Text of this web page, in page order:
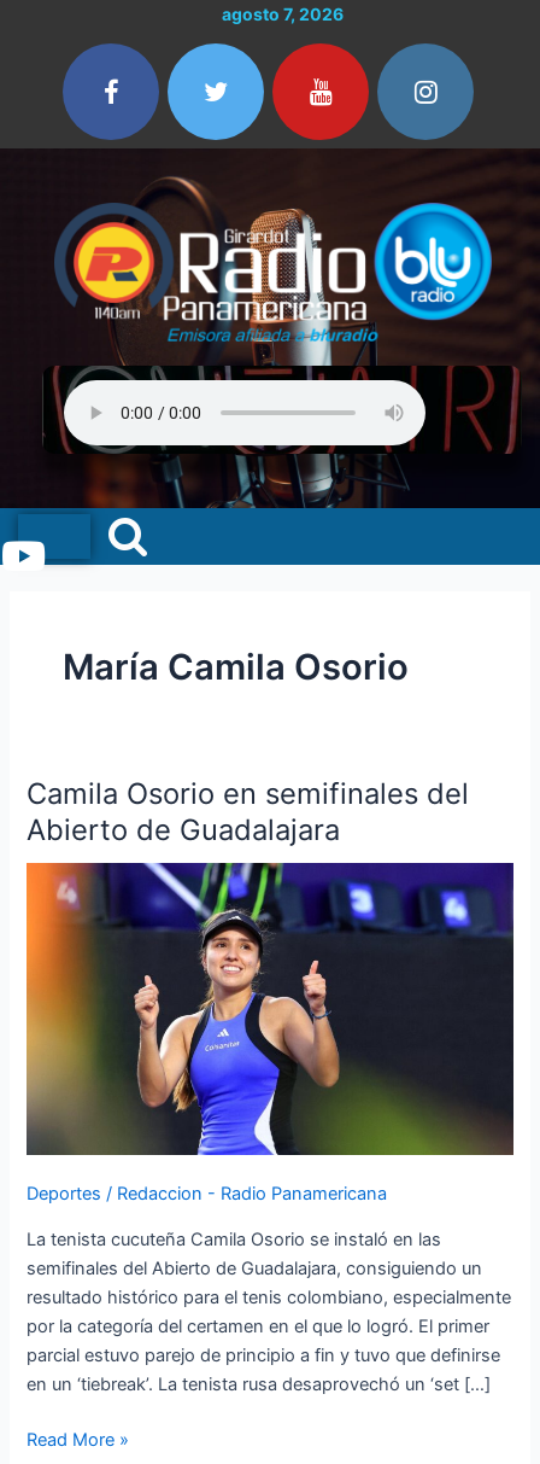
contenido
agosto 7, 2026
Menu
María Camila Osorio
Camila Osorio en semifinales del
Abierto de Guadalajara
Deportes / Redaccion - Radio Panamericana
La tenista cucuteña Camila Osorio se instaló en las
semifinales del Abierto de Guadalajara, consiguiendo un
resultado histórico para el tenis colombiano, especialmente
por la categoría del certamen en el que lo logró. El primer
parcial estuvo parejo de principio a fin y tuvo que definirse
en un ‘tiebreak’. La tenista rusa desaprovechó un ‘set […]
Camila
Osorio
en
semifinales
Read More »